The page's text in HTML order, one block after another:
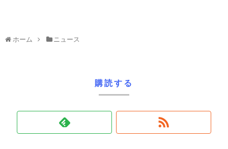
ホーム ニュース
購読する